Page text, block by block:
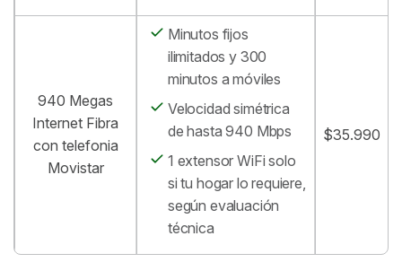
940 Megas
Internet Fibra
con telefonia
Movistar
Minutos fijos
ilimitados y 300
minutos a móviles
Velocidad simétrica
de hasta 940 Mbps
1 extensor WiFi solo
si tu hogar lo requiere,
según evaluación
técnica
$35.990